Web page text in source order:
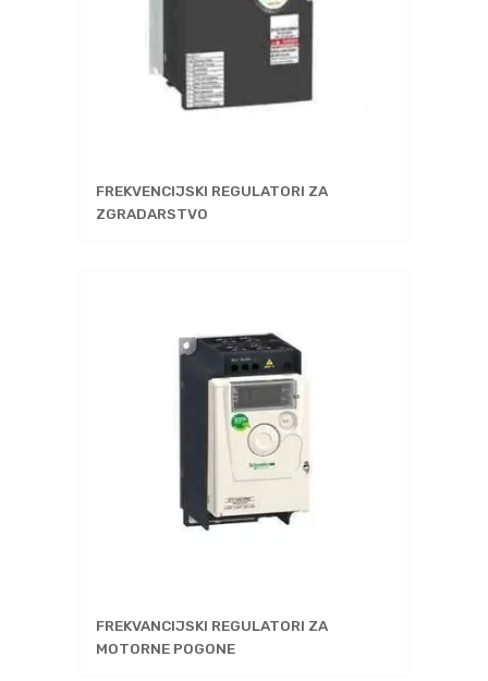
FREKVENCIJSKI REGULATORI ZA
ZGRADARSTVO
FREKVANCIJSKI REGULATORI ZA
MOTORNE POGONE